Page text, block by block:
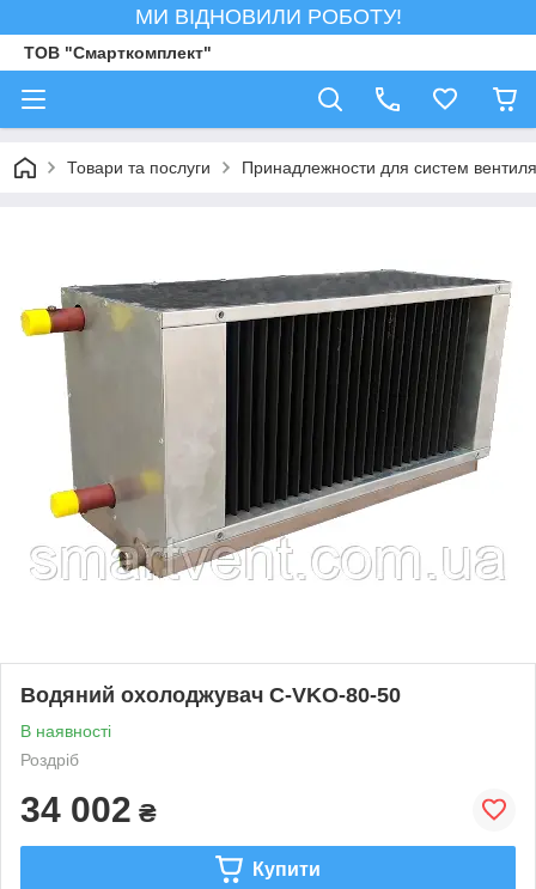
МИ ВІДНОВИЛИ РОБОТУ!
ТОВ "Смарткомплект"
Товари та послуги Принадлежности для систем
Водяний охолоджувач C-VKO-80-50
В наявності
Роздріб
34 002 ₴
Купити